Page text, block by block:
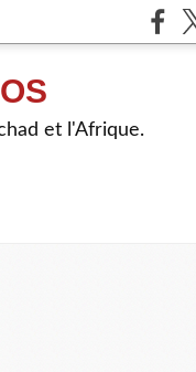
et l'Afrique.